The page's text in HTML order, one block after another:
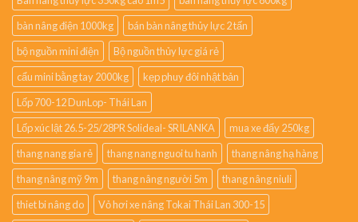
bàn nâng điện 1000kg
bán bàn nâng thủy lực 2 tấn
bộ nguồn mini điện
Bộ nguồn thủy lực giá rẻ
cẩu mini bằng tay 2000kg
kẹp phuy đôi nhật bản
Lốp 700-12 DunLop- Thái Lan
Lốp xúc lật 26.5-25/28PR Solideal- SRILANKA
mua xe đẩy 250kg
thang nang gia rẻ
thang nang nguoi tu hanh
thang nâng hạ hàng
thang nâng mỹ 9m
thang nâng người 5m
thang nâng niuli
thiet bi nâng do
Vỏ hơi xe nâng Tokai Thái Lan 300-15